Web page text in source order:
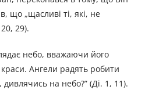
що „щасливі ті, які, не
29).
небо, вважаючи його
краси. Ангели радять робити
на небо?” (Ді. 1, 11).